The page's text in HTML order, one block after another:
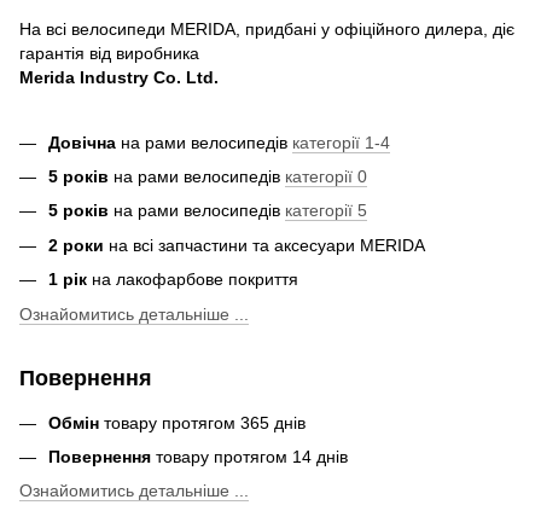
На всі велосипеди MERIDA, придбані у офіційного дилера, діє
гарантія від виробника
Merida Industry Co. Ltd.
Довічна на рами велосипедів категорії 1-4
5 років на рами велосипедів категорії 0
5 років на рами велосипедів категорії 5
2 роки на всі запчастини та аксесуари MERIDA
1 рік на лакофарбове покриття
Ознайомитись детальніше ...
Повернення
Обмін товару протягом 365 днів
Повернення товару протягом 14 днів
Ознайомитись детальніше ...